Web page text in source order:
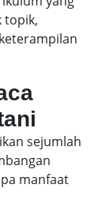
topik,
sejumlah
manfaat